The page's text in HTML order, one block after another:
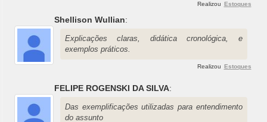
Realizou Estoques
Shellison Wullian:
Explicações claras, didática cronológica, e
exemplos práticos.
Realizou Estoques
FELIPE ROGENSKI DA SILVA:
Das exemplificações utilizadas para entendimento
do assunto